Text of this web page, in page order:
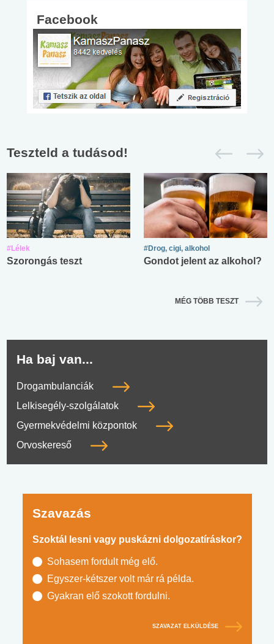
Facebook
Teszteld a tudásod!
#Lélek
Szorongás teszt
#Drog, cigi, alkohol
Gondot jelent az alkohol?
MÉG TÖBB TESZT
Ha baj van...
Drogambulanciák
Lelkisegély-szolgálatok
Gyermekvédelmi központok
Orvoskereső
Szavazás
Szoktál lesni vagy puskázni dolgozatíráskor?
Sohasem fordult még elő.
Egyszer-kétszer volt már rá példa.
Gyakran elő szokott fordulni.
SZAVAZAT ELKÜLDÉSE